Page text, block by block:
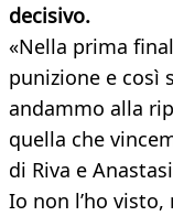
decisivo.
«Nella prima
punizione e così
andammo alla
quella che
di Riva e
Io non l’ho